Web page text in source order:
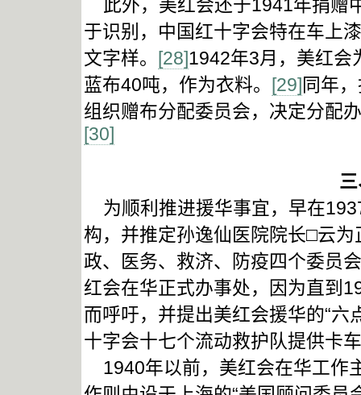
此外，美红会还于1941年捐赠
于识别，中国红十字会特在车上
文字样。 [28]1942年3月，美红会
蓝布40吨，作为衣料。 [29]同年
组织赠布分配委员会，决定分配
[30]
为顺利推进援华事宜，早在
构，并推定孙逸仙医院院长□云
政、医务、救济、防疫四个委员
红会在华正式办事处，因为直到
而呼吁，并提出美红会援华的“六
十字会十七个流动救护队提供卡
1940年以前，美红会在华工作